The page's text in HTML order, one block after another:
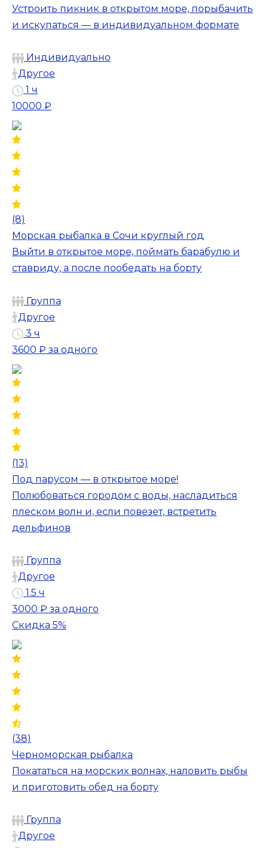
Устроить пикник в открытом море, порыбачить
и искупаться — в индивидуальном формате
Индивидуально
Другое
1 ч
10000 ₽
(8)
Морская рыбалка в Сочи круглый год
Выйти в открытое море, поймать барабулю и
ставриду, а после пообедать на борту
Группа
Другое
3 ч
3600 ₽ за одного
(13)
Под парусом — в открытое море!
Полюбоваться городом с воды, насладиться
плеском волн и, если повезет, встретить
дельфинов
Группа
Другое
1.5 ч
3000 ₽ за одного
Скидка 5%
(38)
Черноморская рыбалка
Покататься на морских волнах, наловить рыбы
и приготовить обед на борту
Группа
Другое